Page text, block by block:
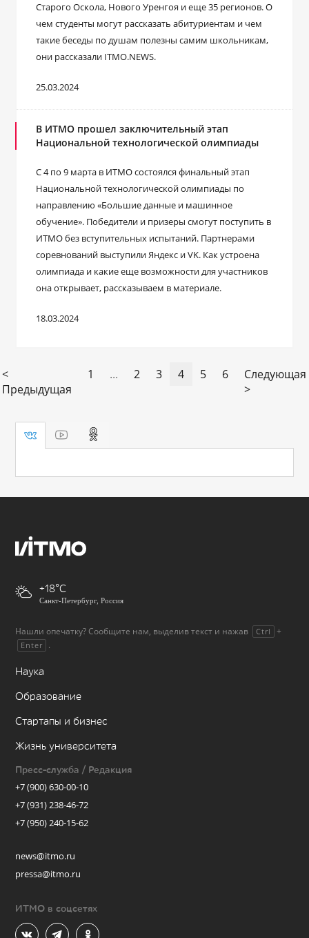
Старого Оскола, Нового Уренгоя и еще 35 регионов. О
чем студенты могут рассказать абитуриентам и чем
такие беседы по душам полезны самим школьникам,
они рассказали ITMO.NEWS.
25.03.2024
В ИТМО прошел заключительный этап
Национальной технологической олимпиады
С 4 по 9 марта в ИТМО состоялся финальный этап
Национальной технологической олимпиады по
направлению «Большие данные и машинное
обучение». Победители и призеры смогут поступить в
ИТМО без вступительных испытаний. Партнерами
соревнований выступили Яндекс и VK. Как устроена
олимпиада и какие еще возможности для участников
она открывает, рассказываем в материале.
18.03.2024
<
Предыдущая
1 ... 2 3 4 5 6
Следующая
>
+18
Санкт-Петербург, Россия
Нашли опечатку? Сообщите нам, выделив текст и нажав Ctrl +
Enter .
Наука
Образование
Стартапы и бизнес
Жизнь университета
Пресс-служба / Редакция
+7 (900) 630-00-10
+7 (931) 238-46-72
+7 (950) 240-15-62
news@itmo.ru
pressa@itmo.ru
ИТМО в соцсетях